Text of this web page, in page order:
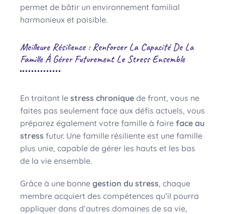
permet de bâtir un environnement familial
harmonieux et paisible.
Meilleure Résilience : Renforcer La Capacité De La
Famille À Gérer Futurement Le Stress Ensemble
En traitant le stress chronique de front, vous ne
faites pas seulement face aux défis actuels, vous
préparez également votre famille à faire face au
stress futur. Une famille résiliente est une famille
plus unie, capable de gérer les hauts et les bas
de la vie ensemble.
Grâce à une bonne gestion du stress, chaque
membre acquiert des compétences qu’il pourra
appliquer dans d’autres domaines de sa vie,